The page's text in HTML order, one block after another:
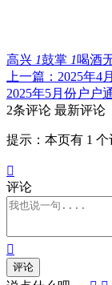
高兴 1鼓掌 1喝酒
上一篇：2025年4
2025年5月份户户
2条评论 最新评论
提示：本页有 1

评论

评论